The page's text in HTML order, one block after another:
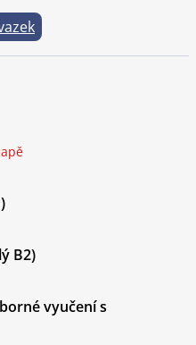
B2)
vyučení s